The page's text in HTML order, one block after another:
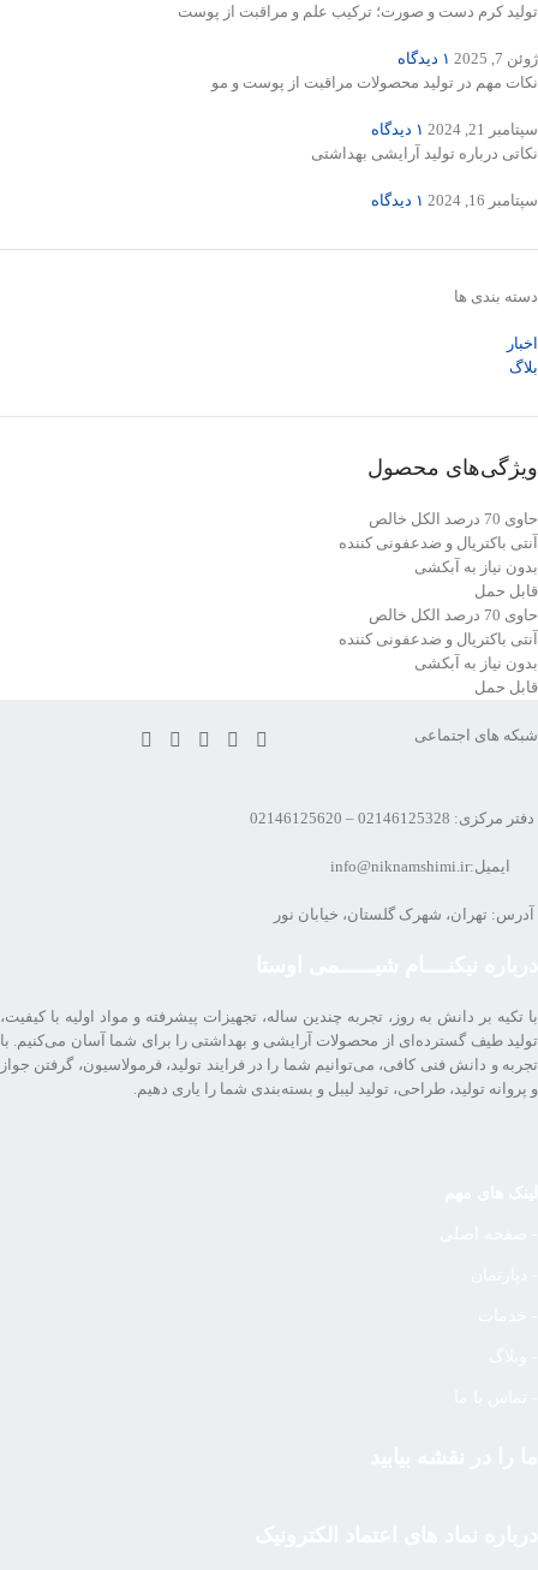
تولید کرم دست و صورت؛ ترکیب علم و مراقبت از پوست
ژوئن 7, 2025
۱ دیدگاه
نکات مهم در تولید محصولات مراقبت از پوست و مو
سپتامبر 21, 2024
۱ دیدگاه
نکاتی درباره تولید آرایشی بهداشتی
سپتامبر 16, 2024 ۱ دیدگاه
دسته بندی ها
اخبار
بلاگ
ویژگی‌های محصول
حاوی 70 درصد الکل خالص
آنتی باکتریال و ضدعفونی کننده
بدون نیاز به آبکشی
قابل حمل
حاوی 70 درصد الکل خالص
آنتی باکتریال و ضدعفونی کننده
بدون نیاز به آبکشی
قابل حمل
شبکه های اجتماعی
دفتر مرکزی: 02146125328 – 02146125620
ایمیل:info@niknamshimi.ir
آدرس: تهران، شهرک گلستان، خیابان نور
با تکیه بر دانش به روز، تجربه چندین ساله، تجهیزات پیشرفته و مواد اولیه با کیفیت،
تولید طیف گسترده‌ای از محصولات آرایشی و بهداشتی را برای شما آسان می‌کنیم. با
تجربه و دانش فنی کافی، می‌توانیم شما را در فرایند تولید، فرمولاسیون، گرفتن جواز
و پروانه تولید، طراحی، تولید لیبل و بسته‌بندی شما را یاری دهیم.